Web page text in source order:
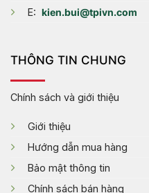
E: kien.bui@tpivn.com
THÔNG TIN CHUNG
Chính sách và giới thiệu
Giới thiệu
Hướng dẫn mua hàng
Bảo mật thông tin
Chính sách bán hàng